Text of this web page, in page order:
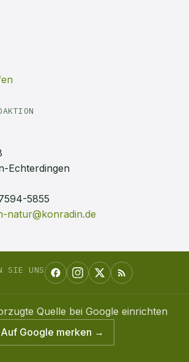
Echterdingen
5855
natur@konradin.de
SIE UNS
Quelle bei Google einrichten
Auf Google merken →